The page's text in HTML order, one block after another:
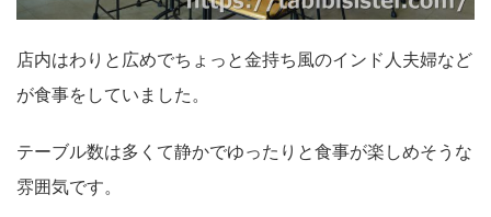
店内はわりと広めでちょっと金持ち風のインド人夫婦など
が食事をしていました。
テーブル数は多くて静かでゆったりと食事が楽しめそうな
雰囲気です。